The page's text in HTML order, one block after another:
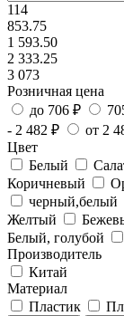
114
853.75
1 593.50
2 333.25
3 073
Розничная цена
до 706 ₽
- 2 482 ₽
от 2
Цвет
Белый
Коричневый
черный,белый
Желтый
Белый, голубой
Производитель
Китай
Материал
Пластик